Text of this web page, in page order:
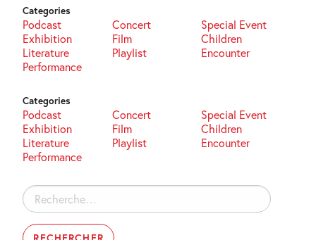
Categories
Podcast Concert
Special Event
Exhibition
Film
Children
Literature
Playlist
Encounter
Performance
Categories
Podcast Concert
Special Event
Exhibition
Film
Children
Literature
Playlist
Encounter
Performance
Rechercher :